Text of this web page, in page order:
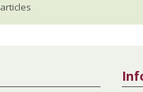
articles